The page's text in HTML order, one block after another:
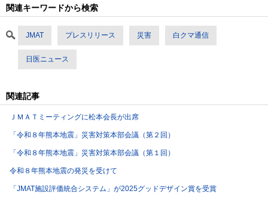
関連キーワードから検索
JMAT プレスリリース 災害 白クマ通信
日医ニュース
関連記事
ＪＭＡＴミーティングに松本会長が出席
「令和８年熊本地震」災害対策本部会議（第２回）
「令和８年熊本地震」災害対策本部会議（第１回）
令和８年熊本地震の発災を受けて
「JMAT施設評価統合システム」が2025グッドデザイン賞を受賞